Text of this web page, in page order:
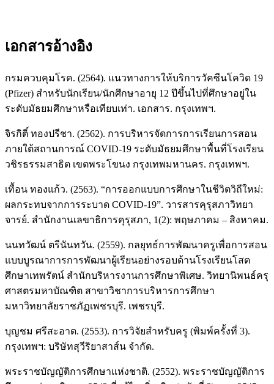
เอกสารอ้างอิง
กรมควบคุมโรค. (2564). แนวทางการให้บริการวัคซีนโควิด 19
(Pfizer) สำหรับนักเรียน/นักศึกษาอายุ 12 ปีขึ้นไปที่ศึกษาอยู่ใน
ระดับมัธยมศึกษาหรือเทียบเท่า. เอกสาร. กรุงเทพฯ.
จิรกิติ์ ทองปรีชา. (2562). การบริหารจัดการการเรียนการสอน
ภายใต้สถานการณ์ COVID-19 ระดับมัธยมศึกษาพื้นที่โรงเรียน
วชิรธรรมสาธิต เขตพระโขนง กรุงเทพมหานคร. กรุงเทพฯ.
เทื้อน ทองแก้ว. (2563). “การออกแบบการศึกษาในชีวิตวิถีใหม่:
ผลกระทบจากการระบาด COVID-19”. วารสารคุรุสภาวิทยา
จารย์. สำนักงานเลขาธิการคุรุสภา, 1(2): พฤษภาคม – สิงหาคม.
นนทวัฒน์ ตรีนันทวัน. (2559). กลยุทธ์การพัฒนาครูเพื่อการสอน
แบบบูรณาการการพัฒนาผู้เรียนอย่างรอบด้านโรงเรียนโสต
ศึกษาเทพรัตน์ สำนักบริหารงานการศึกษาพิเศษ. วิทยานิพนธ์ครุ
ศาสตรมหาบัณฑิต สาขาวิชาการบริหารการศึกษา
มหาวิทยาลัยราชภัฏเพชรบุรี. เพชรบุรี.
บุญชม ศรีสะอาด. (2553). การวิจัยสำหรับครู (พิมพ์ครั้งที่ 3).
กรุงเทพฯ: บริษัทสุวีริยาสาส์น จำกัด.
พระราชบัญญัติการศึกษาแห่งชาติ. (2552). พระราชบัญญัติการ